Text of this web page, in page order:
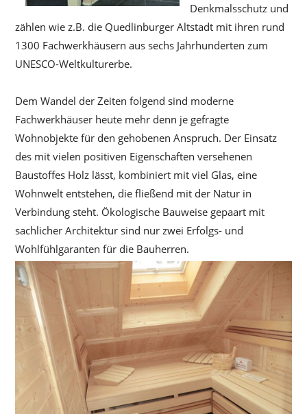
Denkmalsschutz und
zählen wie z.B. die Quedlinburger Altstadt mit ihren rund
1300 Fachwerkhäusern aus sechs Jahrhunderten zum
UNESCO-Weltkulturerbe.
Dem Wandel der Zeiten folgend sind moderne
Fachwerkhäuser heute mehr denn je gefragte
Wohnobjekte für den gehobenen Anspruch. Der Einsatz
des mit vielen positiven Eigenschaften versehenen
Baustoffes Holz lässt, kombiniert mit viel Glas, eine
Wohnwelt entstehen, die fließend mit der Natur in
Verbindung steht. Ökologische Bauweise gepaart mit
sachlicher Architektur sind nur zwei Erfolgs- und
Wohlfühlgaranten für die Bauherren.